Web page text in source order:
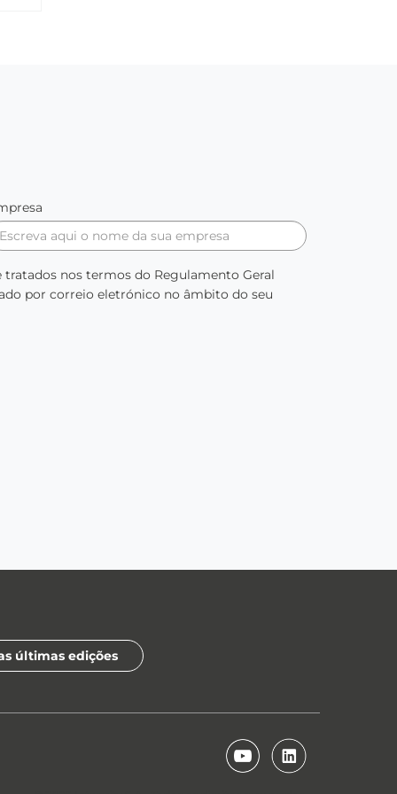
tratados nos termos do Regulamento Geral
por correio eletrónico no âmbito do seu
últimas edições